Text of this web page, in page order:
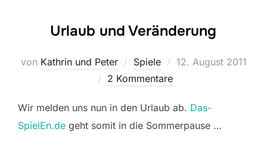
Urlaub und Veränderung
von Kathrin und Peter Spiele
Veröffentlicht
12. August 2011
2 Kommentare
Wir melden uns nun in den Urlaub ab. Das-
SpielEn.de geht somit in die Sommerpause …